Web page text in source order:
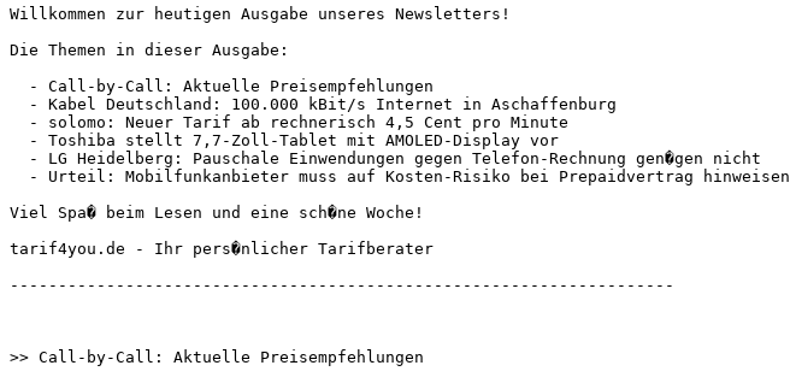
Willkommen zur heutigen Ausgabe unseres Newsletters!
Die Themen in dieser Ausgabe:
  - Call-by-Call: Aktuelle Preisempfehlungen
  - Kabel Deutschland: 100.000 kBit/s Internet in Aschaffenburg
  - solomo: Neuer Tarif ab rechnerisch 4,5 Cent pro Minute
  - Toshiba stellt 7,7-Zoll-Tablet mit AMOLED-Display vor
  - LG Heidelberg: Pauschale Einwendungen gegen Telefon-Rechnung gen�gen nicht
  - Urteil: Mobilfunkanbieter muss auf Kosten-Risiko bei Prepaidvertrag hinweisen
Viel Spa� beim Lesen und eine sch�ne Woche!
tarif4you.de - Ihr pers�nlicher Tarifberater
---------------------------------------------------------------------
>> Call-by-Call: Aktuelle Preisempfehlungen